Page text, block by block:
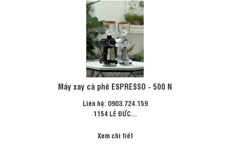
Máy xay cà phê ESPRESSO - 500 N
Liên hệ: 0903.724.159
1154 LÊ ĐỨC...
Xem chi tiết